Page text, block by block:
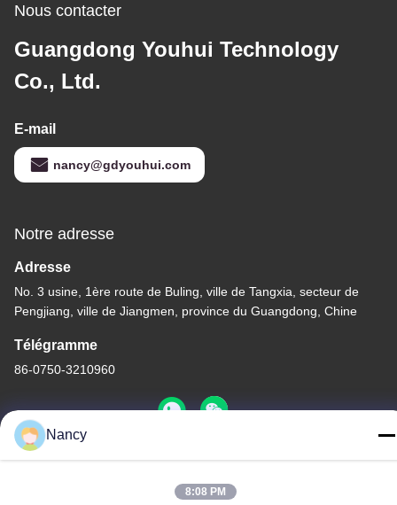
Nous contacter
Guangdong Youhui Technology
Co., Ltd.
E-mail
nancy@gdyouhui.com
Notre adresse
Adresse
No. 3 usine, 1ère route de Buling, ville de Tangxia, secteur de
Pengjiang, ville de Jiangmen, province du Guangdong, Chine
Télégramme
86-0750-3210960
Nancy
8:08 PM